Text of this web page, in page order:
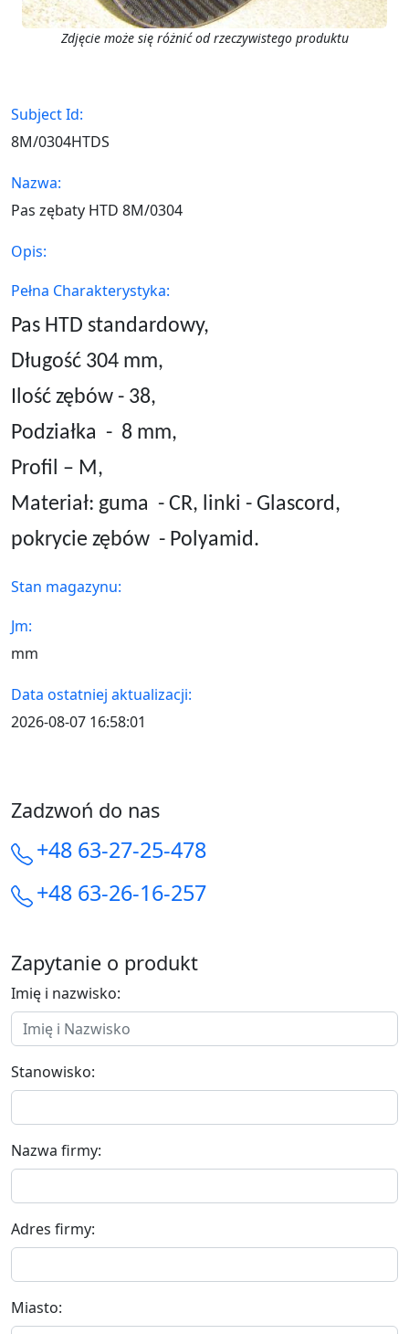
Zdjęcie może się różnić od rzeczywistego produktu
Subject Id:
8M/0304HTDS
Nazwa:
Pas zębaty HTD 8M/0304
Opis:
Pełna Charakterystyka:
Pas HTD standardowy,
Długość 304 mm,
Ilość zębów - 38,
Podziałka - 8 mm,
Profil – M,
Materiał: guma - CR, linki - Glascord,
pokrycie zębów - Polyamid.
Stan magazynu:
Jm:
mm
Data ostatniej aktualizacji:
2026-08-07 16:58:01
Zadzwoń do nas
+48 63-27-25-478
+48 63-26-16-257
Zapytanie o produkt
Imię i nazwisko:
Stanowisko:
Nazwa firmy:
Adres firmy:
Miasto: